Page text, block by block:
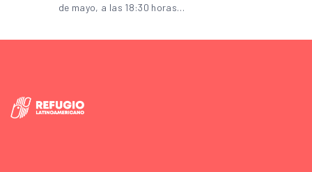
de mayo, a las 18:30 horas…